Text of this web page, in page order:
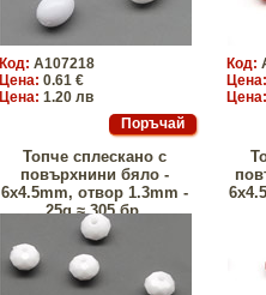
Код: A107218
Цена: 0.61 €
Цена: 1.20 лв
Код:
Топче сплескано с
повърхнини бяло -
6x4.5mm, отвор 1.3mm -
25g ≈ 305 бр.